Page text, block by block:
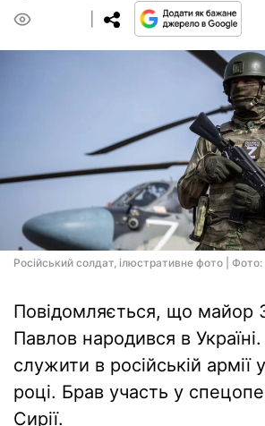
Російський солдат, ілюстративне фото |
Повідомляється, що
Павлов народився в
служити в російській
році. Брав участь у
Сирії.